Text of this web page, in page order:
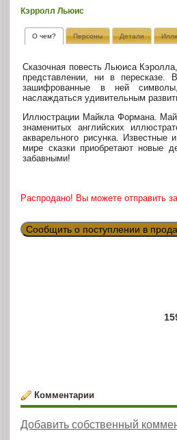
Кэрролл Льюис
О чем? Персоны Детали
Сказочная повесть Льюиса
представлении, ни в пересказе.
зашифрованные в ней
наслаждаться удивительным
Иллюстрации Майкла Формана.
знаменитых английских
акварельного рисунка.
мире сказки приобретают новые
забавными!
Распродано! Вы можете отправить
Сообщить о поступлении в
Комментарии
Добавить собственный